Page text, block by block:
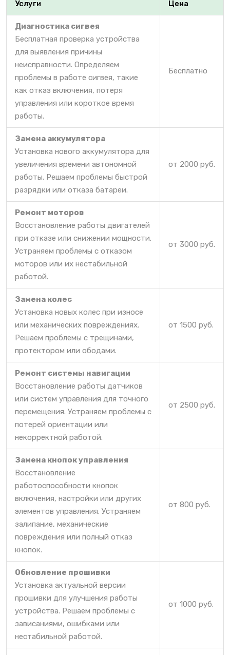
Услуги Цена
Диагностика сигвея
Бесплатная проверка устройства
для выявления причины
неисправности. Определяем
проблемы в работе сигвея, такие
как отказ включения, потеря
управления или короткое время
работы.
Бесплатно
Замена аккумулятора
Установка нового аккумулятора для
увеличения времени автономной
работы. Решаем проблемы быстрой
разрядки или отказа батареи.
от 2000 руб.
Ремонт моторов
Восстановление работы двигателей
при отказе или снижении мощности.
Устраняем проблемы с отказом
моторов или их нестабильной
работой.
от 3000 руб.
Замена колес
Установка новых колес при износе
или механических повреждениях.
Решаем проблемы с трещинами,
протектором или ободами.
от 1500 руб.
Ремонт системы навигации
Восстановление работы датчиков
или систем управления для точного
перемещения. Устраняем проблемы с
потерей ориентации или
некорректной работой.
от 2500 руб.
Замена кнопок управления
Восстановление
работоспособности кнопок
включения, настройки или других
элементов управления. Устраняем
залипание, механические
повреждения или полный отказ
кнопок.
от 800 руб.
Обновление прошивки
Установка актуальной версии
прошивки для улучшения работы
устройства. Решаем проблемы с
зависаниями, ошибками или
нестабильной работой.
от 1000 руб.